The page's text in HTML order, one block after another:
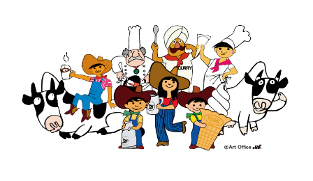
就活支援
就活ノウハウが満載！
就活コラム
お役立ち記事・相談室など
適職診断
あなたに合う仕事を診断！
就活チャンネル
動画で対策講座をチェック